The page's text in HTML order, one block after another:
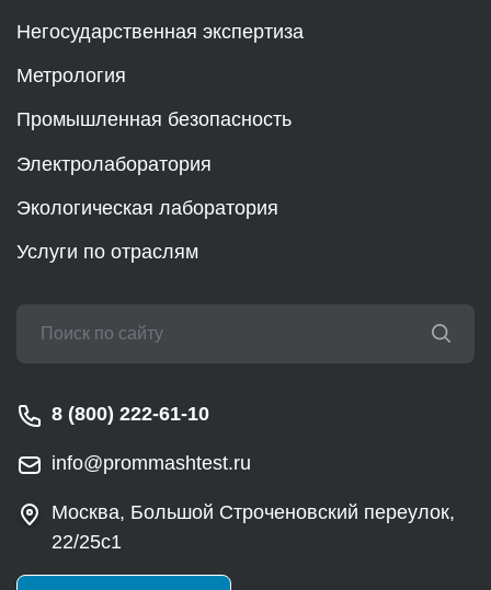
Негосударственная экспертиза
Метрология
Промышленная безопасность
Электролаборатория
Экологическая лаборатория
Услуги по отраслям
8 (800) 222-61-10
info@prommashtest.ru
Москва, Большой Строченовский переулок,
22/25с1